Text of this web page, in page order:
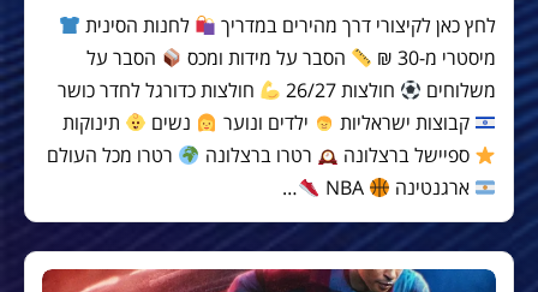
לחץ כאן לקיצורי דרך מהירים במדריך
לחנות הסינית
מיסטרי מ-30 ₪
הסבר על מידות ומכס
הסבר על
משלוחים
חולצות 26/27
חולצות כדורגל לחדר כושר
קבוצות ישראליות
ילדים ונוער נשים
תינוקות
ספיישל ברצלונה
רטרו ברצלונה
רטרו מכל העולם
ארגנטינה
NBA
…